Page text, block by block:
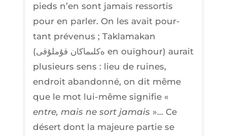
pieds n’en sont jamais res­sor­tis
pour en par­ler. On les avait pour­
tant pré­ve­nus ; Tak­la­ma­kan
(ەكلىماكان قۇملۇقى en ouï­ghour) aurait
plu­sieurs sens : lieu de ruines,
endroit aban­don­né, on dit même
que le mot lui-même signi­fie «
entre, mais ne sort jamais »… Ce
désert dont la majeure par­tie se